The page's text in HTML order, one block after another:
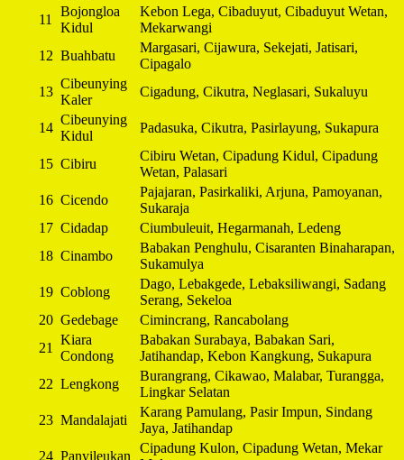
11
Bojongloa
Kidul
Kebon Lega, Cibaduyut, Cibaduyut Wetan,
Mekarwangi
12 Buahbatu
Margasari, Cijawura, Sekejati, Jatisari,
Cipagalo
13
Cibeunying
Kaler
Cigadung, Cikutra, Neglasari, Sukaluyu
14
Cibeunying
Kidul
Padasuka, Cikutra, Pasirlayung, Sukapura
15 Cibiru
Cibiru Wetan, Cipadung Kidul, Cipadung
Wetan, Palasari
16 Cicendo
Pajajaran, Pasirkaliki, Arjuna, Pamoyanan,
Sukaraja
17 Cidadap
Ciumbuleuit, Hegarmanah, Ledeng
18 Cinambo
Babakan Penghulu, Cisaranten Binaharapan,
Sukamulya
19 Coblong
Dago, Lebakgede, Lebaksiliwangi, Sadang
Serang, Sekeloa
20 Gedebage
Cimincrang, Rancabolang
21
Kiara
Condong
Babakan Surabaya, Babakan Sari,
Jatihandap, Kebon Kangkung, Sukapura
22 Lengkong
Burangrang, Cikawao, Malabar, Turangga,
Lingkar Selatan
23 Mandalajati
Karang Pamulang, Pasir Impun, Sindang
Jaya, Jatihandap
24 Panyileukan
Cipadung Kulon, Cipadung Wetan, Mekar